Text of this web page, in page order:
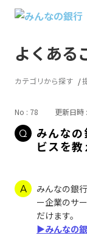
よくある
カテゴリから探す
No : 78 更新日
みんな
ビスを
みんなの銀
ー企業のサ
だけます。
▶みんなの